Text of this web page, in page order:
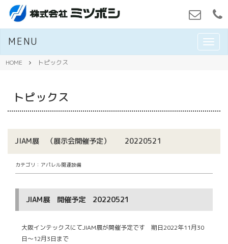
M
E
MENU
HOME トピックス
トピックス
JIAM展 （展示会開催予定） 20220521
カテゴリ：アパレル関連設備
JIAM展 開催予定 20220521
大阪インテックスにてJIAM展が開催予定です 期日2022年11月30
日～12月3日まで